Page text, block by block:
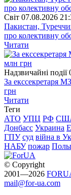
Свiт 07.08.2026
Пакистан,
про колективну
Читати
Надзвичайні події
За екссекретаря
грн
Читати
Теги
АТО УПЦ РФ
Донбасс Украина
ГПУ суд війна в
НАБУ пожар
© Copyright
2001—2026
mail@for-ua.com